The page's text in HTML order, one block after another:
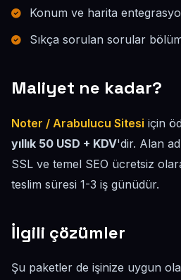
Konum ve harita
Sıkça sorulan sorular
Maliyet ne kadar?
Noter / Arabulucu Sitesi için
yıllık 50 USD + KDV'dir. Alan
SSL ve temel SEO ücretsiz
teslim süresi 1-3 iş günüdür.
İlgili çözümler
Şu paketler de işinize uygun